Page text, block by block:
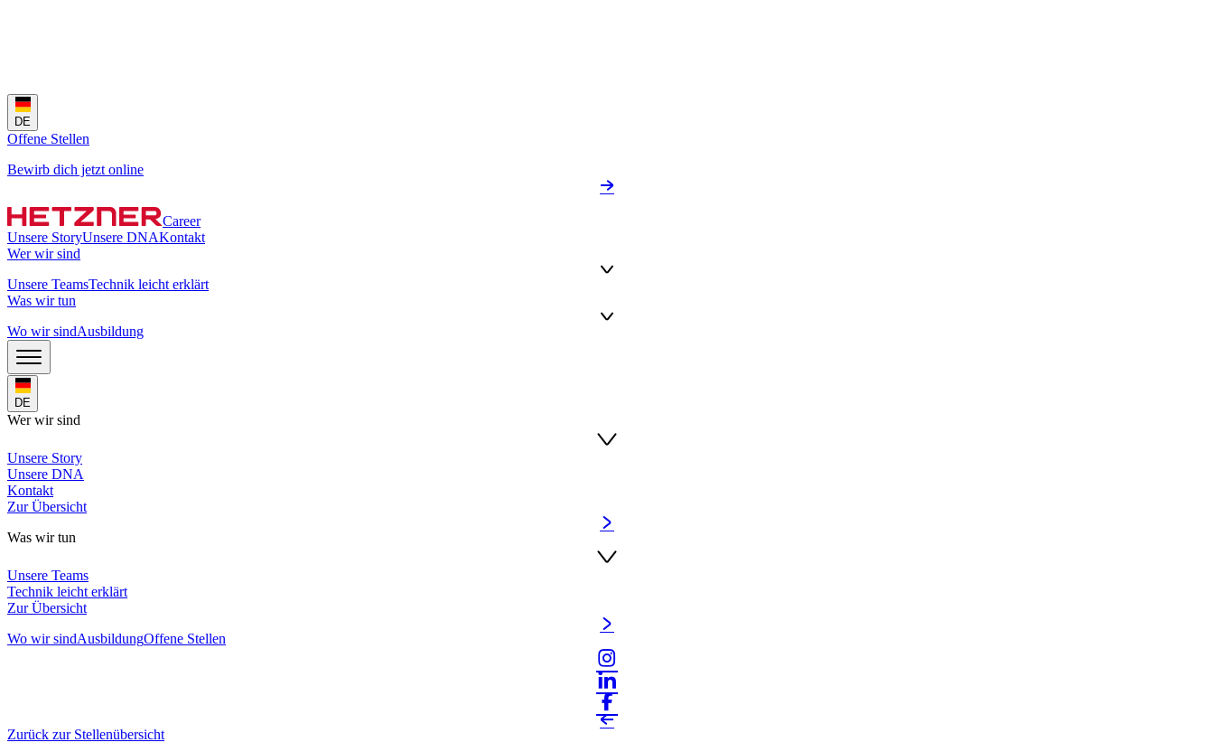
DE
Offene Stellen
Bewirb dich jetzt online
Career
Unsere StoryUnsere DNAKontakt
Wer wir sind
Unsere TeamsTechnik leicht erklärt
Was wir tun
Wo wir sindAusbildung
DE
Wer wir sind
Unsere Story
Unsere DNA
Kontakt
Zur Übersicht
Was wir tun
Unsere Teams
Technik leicht erklärt
Zur Übersicht
Wo wir sindAusbildungOffene Stellen
Zurück zur Stellenübersicht